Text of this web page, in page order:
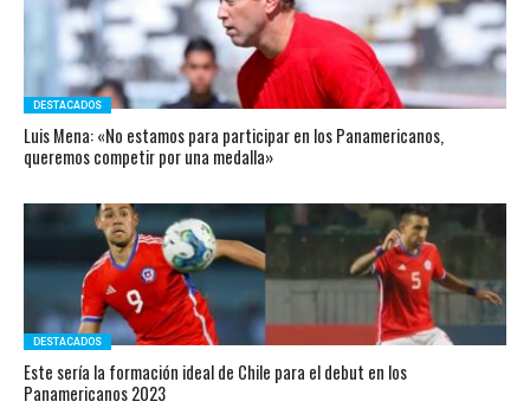
DESTACADOS
Luis Mena: «No estamos para participar en los Panamericanos,
queremos competir por una medalla»
DESTACADOS
Este sería la formación ideal de Chile para el debut en los
Panamericanos 2023